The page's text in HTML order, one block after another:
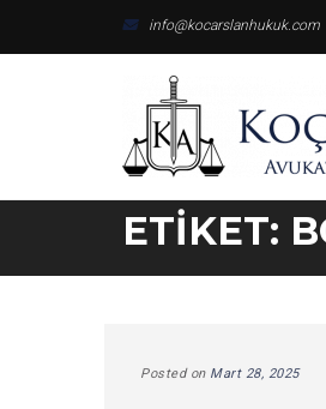
info@kocarslanhukuk.com
ETIKET:
Posted on Mart 28, 2025